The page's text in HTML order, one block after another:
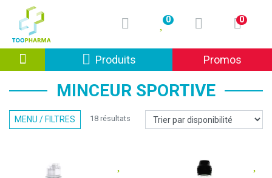
0 0
ProduitsAfficher la navigation
Promos
MINCEUR SPORTIVE
MENU / FILTRES 18 résultats